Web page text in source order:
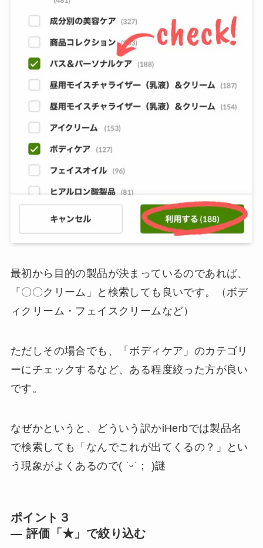
最初から目的の製品が決まっているのであれば、
「〇〇クリーム」と検索しても良いです。（ボデ
ィクリーム・フェイスクリームなど）
ただしその場合でも、「ボディケア」のカテゴリ
ーにチェックするなど、ある程度絞った方が良い
です。
なぜかというと、どういう訳かiHerbでは製品名
で検索しても「なんでこれが出てくるの？」とい
う現象がよくあるので( ˊᵕˋ； )謎
ポイント３
— 評価「★」で絞り込む